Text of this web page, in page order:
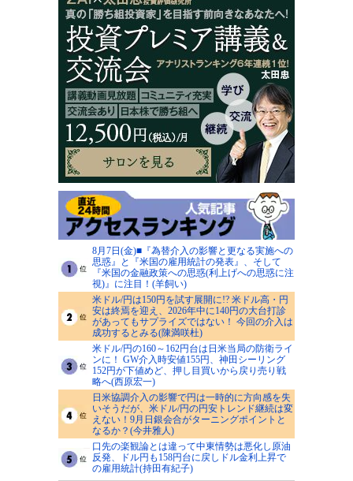
8月7日(金)■『為替介入の影響と更なる実施への
思惑』と『米国の雇用統計の発表』、そして
『米国の金融政策への思惑(利上げへの思惑に注
視)』に注目！(羊飼い)
米ドル/円は150円を試す展開に!? 米ドル高・円
安は終焉を迎え、2026年中に140円の大台打診
があってもサプライズではない！ 今回の介入は
成功するとみる(陳満咲杜)
米ドル/円の160～162円台は日米当局の防衛ライ
ンに！ GW介入時安値155円、神田シーリング
152円が下値めど、押し目買いから戻り売り戦
略へ(西原宏一)
日米協調介入の影響で円は一時的に方向感を失
いそうだが、米ドル/円の円安トレンド継続は変
えない！9月日銀会合がターニングポイントと
なるか？(今井雅人)
口先の楽観論とは違って中東情勢は悪化し原油
反発、ドル円も158円台に戻しドル金利上昇で
の雇用統計(持田有紀子)